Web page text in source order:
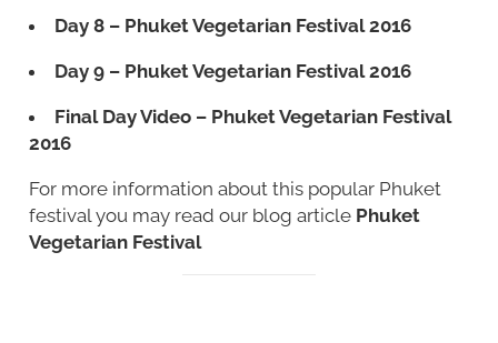
Day 8 – Phuket Vegetarian Festival 2016
Day 9 – Phuket Vegetarian Festival 2016
Final Day Video – Phuket Vegetarian Festival
2016
For more information about this popular Phuket
festival you may read our blog article Phuket
Vegetarian Festival